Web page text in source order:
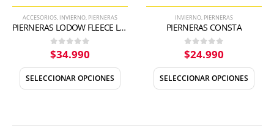
ACCESORIOS, INVIERNO, PIERNERAS
PIERNERAS LODOW FLEECE LEG WARMER
0out of 5
$34.990
SELECCIONAR OPCIONES
INVIERNO, PIERNERAS
PIERNERAS CONSTA
0out of 5
$24.990
SELECCIONAR OPCIONES